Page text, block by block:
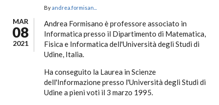
MAR
08
2021
Byandrea.formisan...
Andrea Formisano è professore associato in
Informatica presso il Dipartimento di Matematica,
Fisica e Informatica dell'Università degli Studi di
Udine, Italia.
Ha conseguito la Laurea in Scienze
dell'Informazione presso l'Università degli Studi di
Udine a pieni voti il 3 marzo 1995.